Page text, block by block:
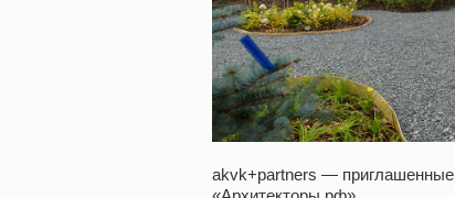
akvk+partners —